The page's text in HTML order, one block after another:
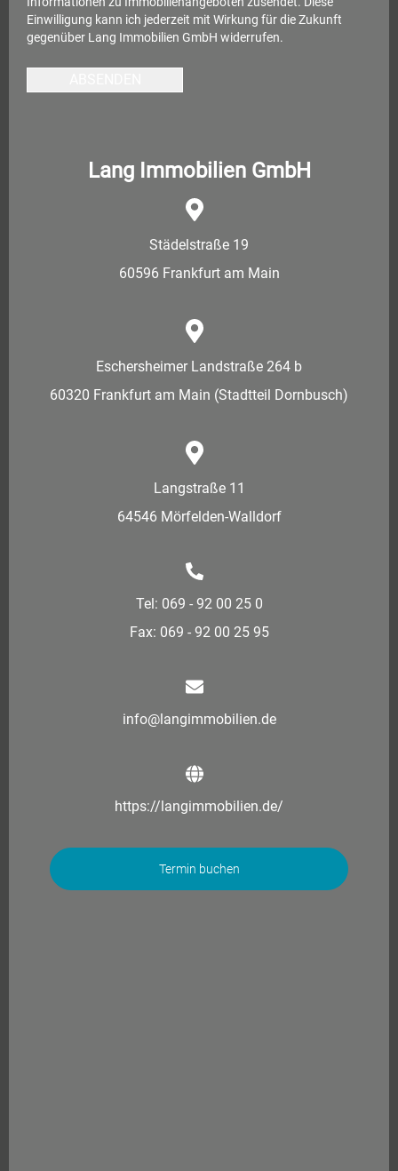
Einwilligung kann ich jederzeit mit Wirkung für die Zukunft
gegenüber Lang Immobilien GmbH widerrufen.
Lang Immobilien GmbH
Städelstraße 19
60596 Frankfurt am Main
Eschersheimer Landstraße 264 b
60320 Frankfurt am Main (Stadtteil Dornbusch)
Langstraße 11
64546 Mörfelden-Walldorf
Tel: 069 - 92 00 25 0
Fax: 069 - 92 00 25 95
info@langimmobilien.de
https://langimmobilien.de/
Termin buchen